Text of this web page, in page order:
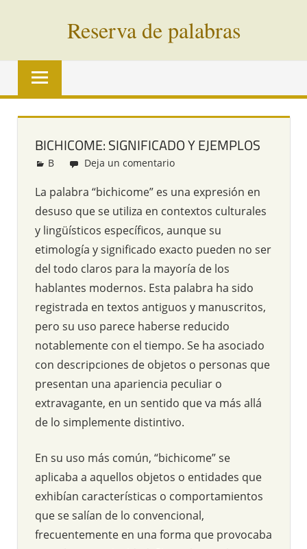
Reserva de palabras
Palabras
vías
todo
mundo
BICHICOME: SIGNIFICADO Y EJEMPLOS
Redacción
B Deja un comentario
La palabra “bichicome” es una expresión en
desuso que se utiliza en contextos culturales
y lingüísticos específicos, aunque su
etimología y significado exacto pueden no ser
del todo claros para la mayoría de los
hablantes modernos. Esta palabra ha sido
registrada en textos antiguos y manuscritos,
pero su uso parece haberse reducido
notablemente con el tiempo. Se ha asociado
con descripciones de objetos o personas que
presentan una apariencia peculiar o
extravagante, en un sentido que va más allá
de lo simplemente distintivo.
En su uso más común, “bichicome” se
aplicaba a aquellos objetos o entidades que
exhibían características o comportamientos
que se salían de lo convencional,
frecuentemente en una forma que provocaba